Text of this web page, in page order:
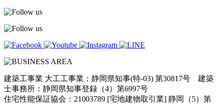
建築工事業 大工工事業：静岡県知事(特-03) 第30817号 建築
士事務所：静岡県知事登録（4）第6997号
住宅性能保証協会：21003789 [宅地建物取引業] 静岡（5）第